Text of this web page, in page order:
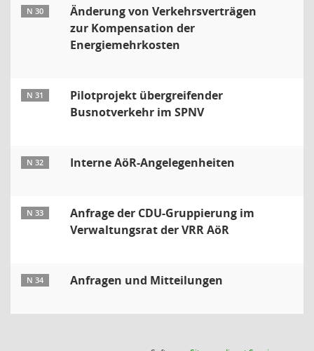
N 30
Änderung von Verkehrsverträgen
zur Kompensation der
Energiemehrkosten
N 31
Pilotprojekt übergreifender
Busnotverkehr im SPNV
N 32 Interne AöR-Angelegenheiten
N 33
Anfrage der CDU-Gruppierung im
Verwaltungsrat der VRR AöR
N 34 Anfragen und Mitteilungen